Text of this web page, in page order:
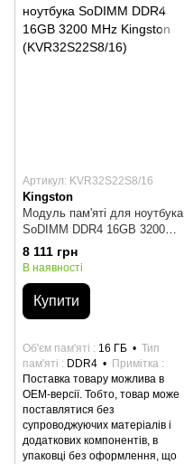
Артикул: KVR32S22S8/16
Kingston
Модуль пам'яті для ноутбука
SoDIMM DDR4 16GB 3200
MHz Kingston
(KVR32S22S8/16)
8 111 грн
В наявності
Купити
Об'єм пам'яті 16 ГБ
Тип
пам'яті
DDR4
Примітка
Поставка товару можлива в
ОЕМ-версії. Тобто, товар може
поставлятися без
супроводжуючих матеріалів і
додаткових компонентів, в
упаковці без оформлення, що